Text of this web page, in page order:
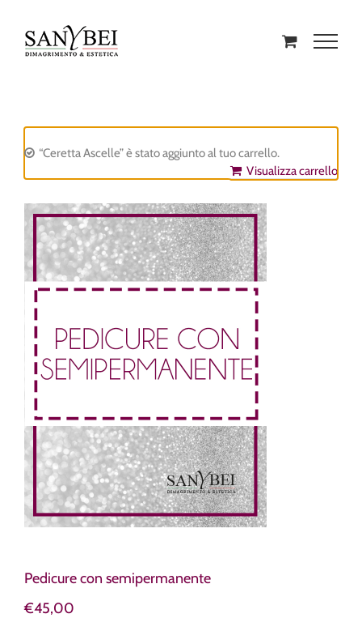
“Ceretta Ascelle” è stato aggiunto al tuo carrello.
Visualizza carrello
Pedicure con semipermanente
€45,00